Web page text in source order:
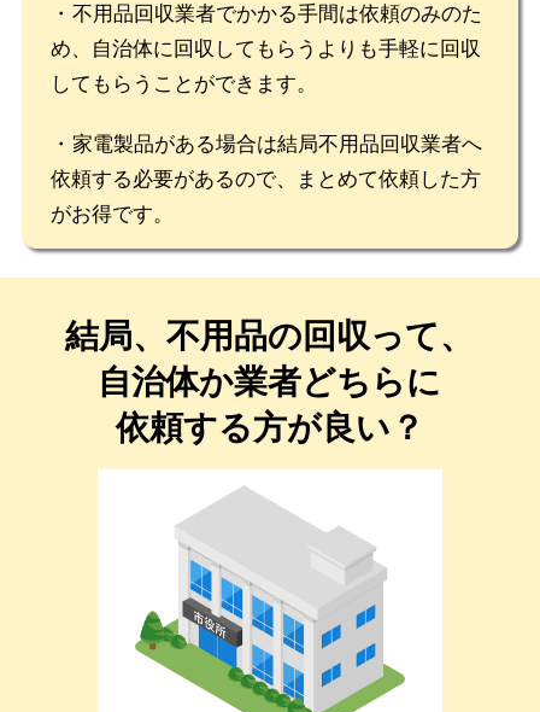
不用品回収業者でかかる手間は依頼のみのた
め、自治体に回収してもらうよりも手軽に回収
してもらうことができます。
家電製品がある場合は結局不用品回収業者へ
依頼する必要があるので、まとめて依頼した方
がお得です。
結局、不用品の回収って、
自治体か業者どちらに
依頼する方が良い？